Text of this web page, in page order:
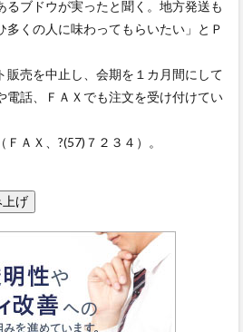
るブドウが実ったと聞く。地方発送も
多くの人に味わってもらいたい」とＰ
売を中止し、会期を１カ月間にして
電話、ＦＡＸでも注文を受け付けてい
ＡＸ、?(57)７２３４）。